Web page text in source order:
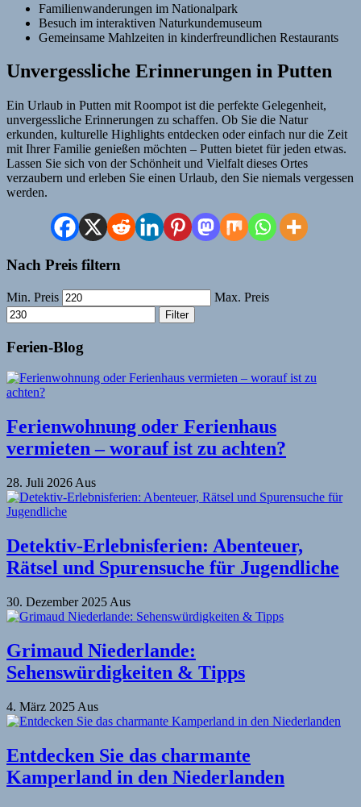
Familienwanderungen im Nationalpark
Besuch im interaktiven Naturkundemuseum
Gemeinsame Mahlzeiten in kinderfreundlichen Restaurants
Unvergessliche Erinnerungen in Putten
Ein Urlaub in Putten mit Roompot ist die perfekte Gelegenheit,
unvergessliche Erinnerungen zu schaffen. Ob Sie die Natur
erkunden, kulturelle Highlights entdecken oder einfach nur die Zeit
mit Ihrer Familie genießen möchten – Putten bietet für jeden etwas.
Lassen Sie sich von der Schönheit und Vielfalt dieses Ortes
verzaubern und erleben Sie einen Urlaub, den Sie niemals vergessen
werden.
Nach Preis filtern
Min. Preis Max. Preis
Filter
Ferien-Blog
Ferienwohnung oder Ferienhaus
vermieten – worauf ist zu achten?
28. Juli 2026 Aus
Detektiv-Erlebnisferien: Abenteuer,
Rätsel und Spurensuche für Jugendliche
30. Dezember 2025 Aus
Grimaud Niederlande:
Sehenswürdigkeiten & Tipps
4. März 2025 Aus
Entdecken Sie das charmante
Kamperland in den Niederlanden